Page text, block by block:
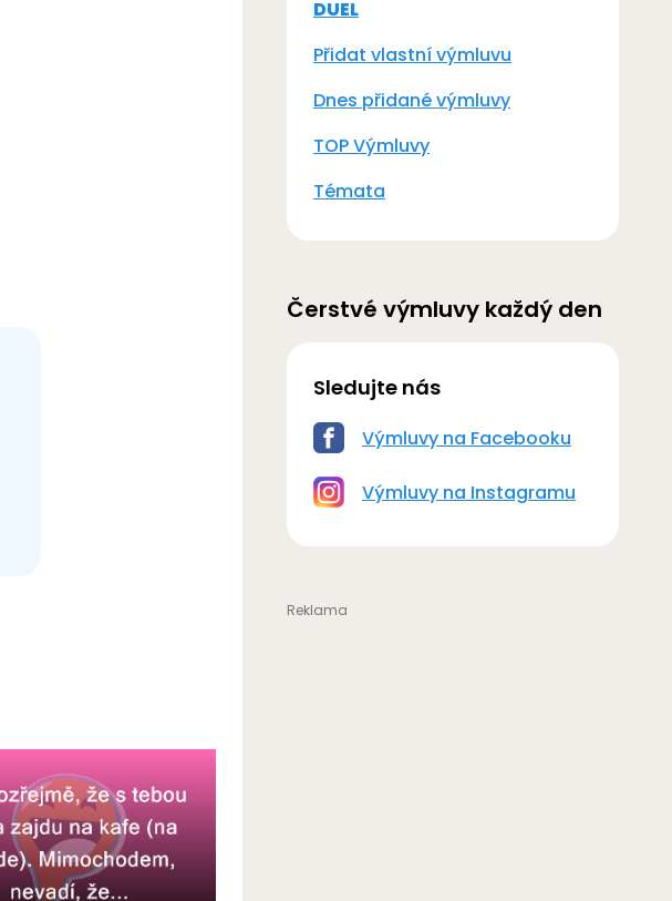
DUEL
Přidat vlastní výmluvu
Dnes přidané výmluvy
TOP Výmluvy
Témata
Čerstvé výmluvy každý den
Sledujte nás
Výmluvy na Facebooku
Výmluvy na Instagramu